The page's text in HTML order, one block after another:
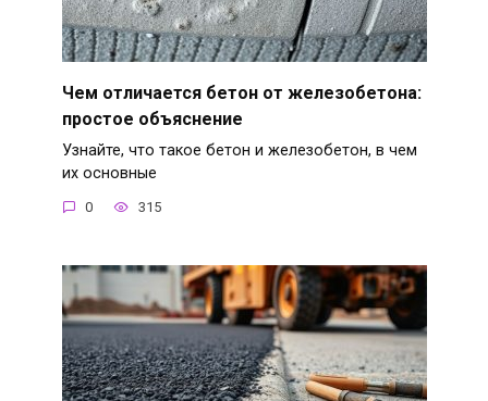
Чем отличается бетон от железобетона:
простое объяснение
Узнайте, что такое бетон и железобетон, в чем
их основные
0 315